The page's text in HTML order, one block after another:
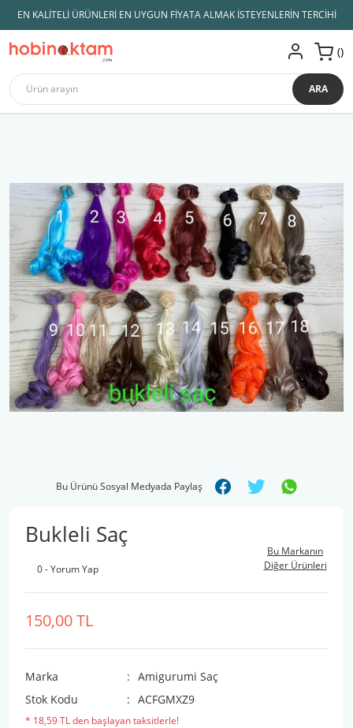
EN KALİTELİ ÜRÜNLERİ EN UYGUN FİYATA ALMAK İSTEYENLERİN TERCİHİ
ARA
Bu Ürünü Sosyal Medyada Paylaş
Bukleli Saç
0 - Yorum Yap
Bu Markanın
Diğer Ürünleri
150,00 TL
Marka
Amigurumi Saç
Stok Kodu
ACFGMXZ9
* 18,59 TL den başlayan taksitlerle!